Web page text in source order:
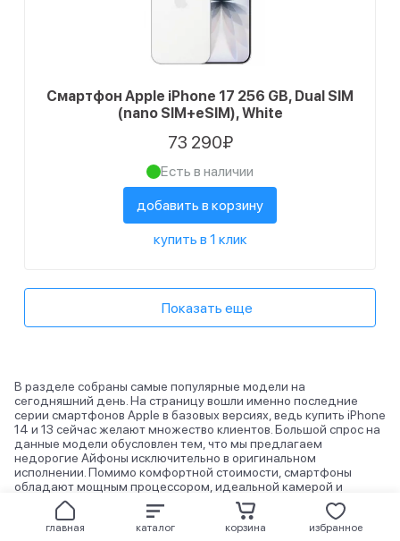
главная каталог корзина избранное
Смартфон Apple iPhone 17 256 GB, Dual SIM
(nano SIM+eSIM), White
73 290₽
Есть в наличии
добавить в корзину
купить в 1 клик
Показать еще
В разделе собраны самые популярные модели на
сегодняшний день. На страницу вошли именно последние
серии смартфонов Apple в базовых версиях, ведь купить iPhone
14 и 13 сейчас желают множество клиентов. Большой спрос на
данные модели обусловлен тем, что мы предлагаем
недорогие Айфоны исключительно в оригинальном
исполнении. Помимо комфортной стоимости, смартфоны
обладают мощным процессором, идеальной камерой и
привлекательным премиальным внешним видом.
Обращая внимание на популярные товары из нашего